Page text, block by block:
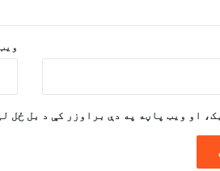
او ویب پاڼه په دې براوزر کې د بل ځل